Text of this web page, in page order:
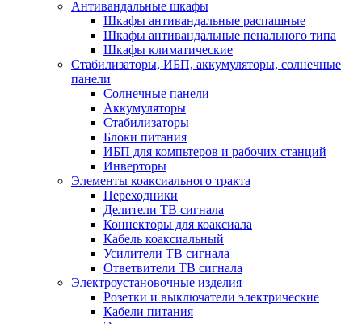
Антивандальные шкафы
Шкафы антивандальные распашные
Шкафы антивандальные пенального типа
Шкафы климатические
Стабилизаторы, ИБП, аккумуляторы, солнечные
панели
Солнечные панели
Аккумуляторы
Стабилизаторы
Блоки питания
ИБП для компьтеров и рабочих станций
Инверторы
Элементы коаксиального тракта
Переходники
Делители ТВ сигнала
Коннекторы для коаксиала
Кабель коаксиальный
Усилители ТВ сигнала
Ответвители ТВ сигнала
Электроустановочные изделия
Розетки и выключатели электрические
Кабели питания